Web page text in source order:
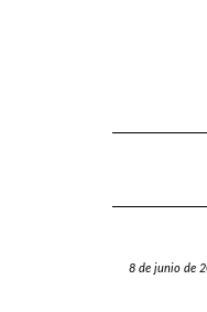
8 de junio de